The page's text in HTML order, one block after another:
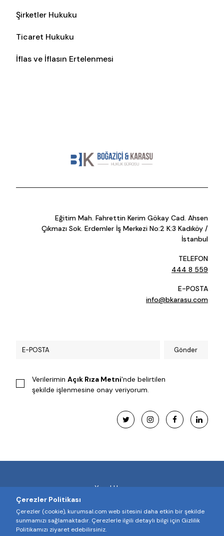
Şirketler Hukuku
Ticaret Hukuku
İflas ve İflasın Ertelenmesi
Eğitim Mah. Fahrettin Kerim Gökay Cad. Ahsen
Çıkmazı Sok. Erdemler İş Merkezi No:2 K:3 Kadıköy /
İstanbul
TELEFON
444 8 559
E-POSTA
info@bkarasu.com
Gönder
Verilerimin Açık Rıza Metni'nde belirtilen
şekilde işlenmesine onay veriyorum.
Yasal Uyarı
İletişim
Çerezler Politikası
Çerezler (cookie), kurumsal.com web sitesini daha etkin bir şekilde
sunmamızı sağlamaktadır. Çerezlerle ilgili detaylı bilgi için Gizlilik
Politikamızı ziyaret edebilirsiniz.